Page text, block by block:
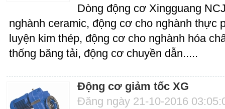
Dòng động cơ Xingguang
nghành ceramic, động cơ cho nghành thực
luyện kim thép, động cơ cho nghành hóa
thống băng tải, động cơ chuyền dẫn.....
Động cơ giảm tốc XG
Đăng ngày 21-10-2016